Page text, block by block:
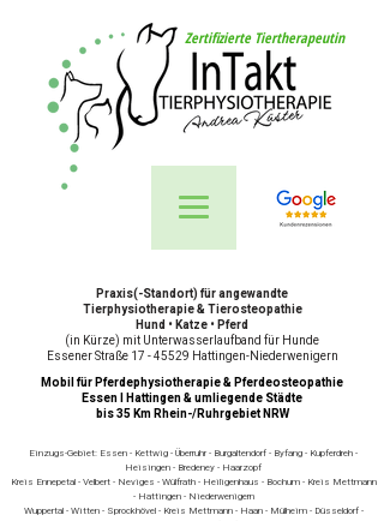
Zertifizierte Tiertherapeutin
Praxis(-Standort) für angewandte
Tierphysiotherapie & Tierosteopathie
Hund • Katze • Pferd
(in Kürze) mit Unterwasserlaufband für Hunde
Essener Straße 17 - 45529 Hattingen-Niederwenigern
Mobil für Pferdephysiotherapie & Pferdeosteopathie
Essen I Hattingen & umliegende Städte
bis 35 Km Rhein-/Ruhrgebiet NRW
Einzugs-Gebiet: Essen - Kettwig - Überruhr - Burgaltendorf - Byfang - Kupferdreh -
Heisingen - Bredeney - Haarzopf
Kreis Ennepetal - Velbert - Neviges - Wülfrath - Heiligenhaus - Bochum - Kreis Mettmann
- Hattingen - Niederwenigern
Wuppertal - Witten - Sprockhövel - Kreis Mettmann - Haan - Mülheim - Düsseldorf -